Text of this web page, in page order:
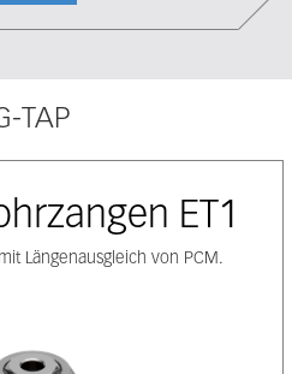
TAP
ET1
Längenausgleich von PCM.